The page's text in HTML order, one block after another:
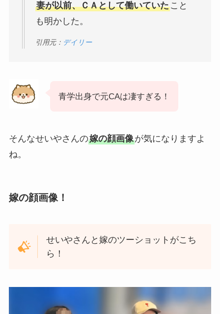
妻が以前、ＣＡとして働いていたこと
も明かした。
引用元： デイリー
青学出身で元CAは凄すぎる！
そんなせいやさんの嫁の顔画像が気になりますよ
ね。
嫁の顔画像！
せいやさんと嫁のツーショットがこち
ら！